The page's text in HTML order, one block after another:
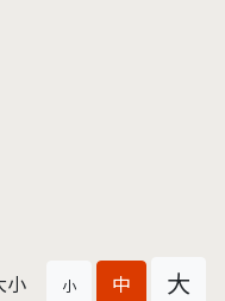
小 小 中 大